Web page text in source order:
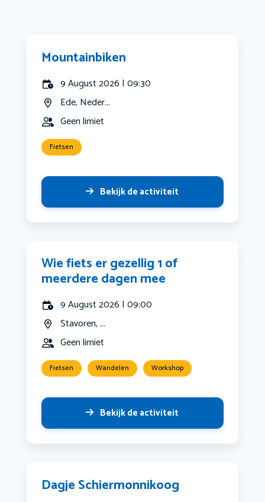
Mountainbiken
9 August 2026 | 09:30
Ede, Neder...
Geen limiet
Fietsen
Bekijk de activiteit
Wie fiets er gezellig 1 of
meerdere dagen mee
9 August 2026 | 09:00
Stavoren, ...
Geen limiet
Fietsen Wandelen Workshop
Bekijk de activiteit
Dagje Schiermonnikoog